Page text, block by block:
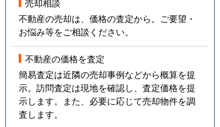
不動産の売却は、価格の査定から。ご要望・
お悩み等をご相談ください。
不動産の価格を査定
簡易査定は近隣の売却事例などから概算を提
示。訪問査定は現地を確認し、査定価格を提
示します。また、必要に応じて売却物件を調
査します。